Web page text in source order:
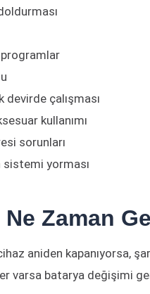
devirde çalışması
kullanımı
sorunları
sistemi yorması
Zaman
aniden kapanıyorsa,
varsa batarya değişimi